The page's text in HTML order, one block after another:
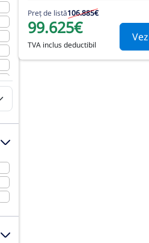
Preț de listă106.885€
99.625€
TVA inclus deductibil